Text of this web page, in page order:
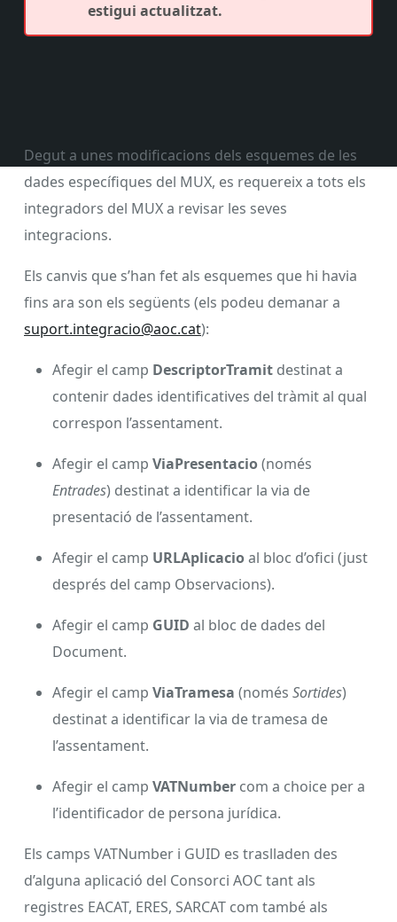
estigui actualitzat.
Degut a unes modificacions dels esquemes de les
dades específiques del MUX, es requereix a tots els
integradors del MUX a revisar les seves
integracions.
Els canvis que s’han fet als esquemes que hi havia
fins ara son els següents (els podeu demanar a
suport.integracio@aoc.cat):
Afegir el camp DescriptorTramit destinat a
contenir dades identificatives del tràmit al qual
correspon l’assentament.
Afegir el camp ViaPresentacio(només
Entrades) destinat a identificar la via de
presentació de l’assentament.
Afegir el camp URLAplicacioal bloc d’ofici (just
després del camp Observacions).
Afegir el camp GUID al bloc de dades del
Document.
Afegir el camp ViaTramesa (només Sortides)
destinat a identificar la via de tramesa de
l’assentament.
Afegir el camp VATNumber com a choice per a
l’identificador de persona jurídica.
Els camps VATNumber i GUID es traslladen des
d’alguna aplicació del Consorci AOC tant als
registres EACAT, ERES, SARCAT com també als